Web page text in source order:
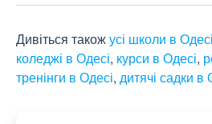
Дивіться такожусі школи в Одесі
коледжі в Одесі, курси в Одесі,
тренінги в Одесі, дитячі садки в